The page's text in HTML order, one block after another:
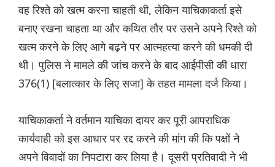
वह रिश्ते को खत्म करना चाहती थी, लेकिन याचिकाकर्ता इसे
बनाए रखना चाहता था और कथित तौर पर उसने अपने रिश्ते को
खत्म करने के लिए आगे बढ़ने पर आत्महत्या करने की धमकी दी
थी। पुलिस ने मामले की जांच करने के बाद आईपीसी की धारा
376(1) [बलात्कार के लिए सजा] के तहत मामला दर्ज किया।
याचिकाकर्ता ने वर्तमान याचिका दायर कर पूरी आपराधिक
कार्यवाही को इस आधार पर रद्द करने की मांग की कि पक्षों ने
अपने विवादों का निपटारा कर लिया है। दूसरी प्रतिवादी ने भी